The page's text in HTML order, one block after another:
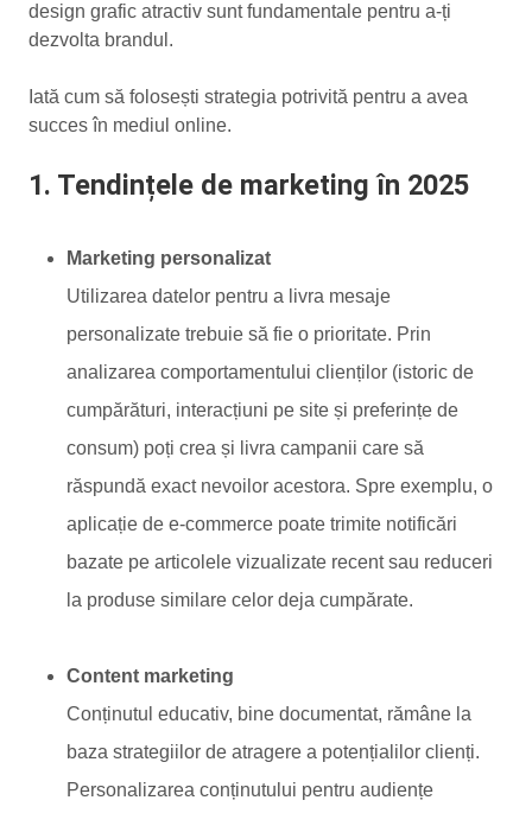
design grafic atractiv sunt fundamentale pentru a-ți
dezvolta brandul.
Iată cum să folosești strategia potrivită pentru a avea
succes în mediul online.
1. Tendințele de marketing în 2025
Marketing personalizat
Utilizarea datelor pentru a livra mesaje
personalizate trebuie să fie o prioritate. Prin
analizarea comportamentului clienților (istoric de
cumpărături, interacțiuni pe site și preferințe de
consum) poți crea și livra campanii care să
răspundă exact nevoilor acestora. Spre exemplu, o
aplicație de e-commerce poate trimite notificări
bazate pe articolele vizualizate recent sau reduceri
la produse similare celor deja cumpărate.
Content marketing
Conținutul educativ, bine documentat, rămâne la
baza strategiilor de atragere a potențialilor clienți.
Personalizarea conținutului pentru audiențe